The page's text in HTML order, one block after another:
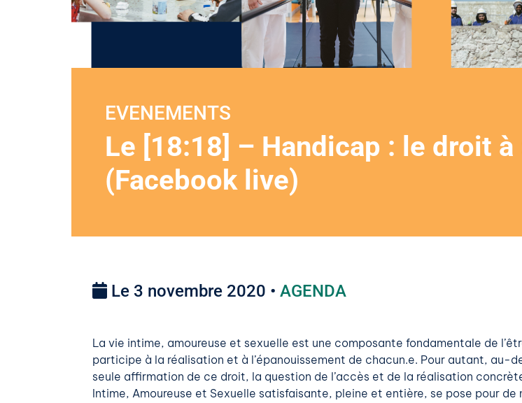
EVENEMENTS
Le [18:18] – Handicap : le droit à
(Facebook live)
Le 3 novembre 2020 • AGENDA
La vie intime, amoureuse et sexuelle est une composante fondamentale de
participe à la réalisation et à l’épanouissement de chacun.e. Pour autant, au-
seule affirmation de ce droit, la question de l’accès et de la réalisation
Intime, Amoureuse et Sexuelle satisfaisante, pleine et entière, se pose pour de